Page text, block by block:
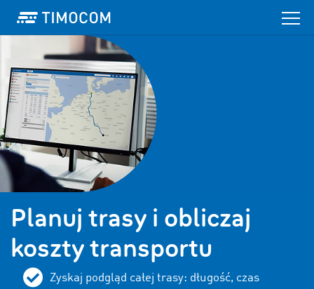
Planuj trasy i obliczaj
koszty transportu
Zyskaj podgląd całej trasy: długość, czas